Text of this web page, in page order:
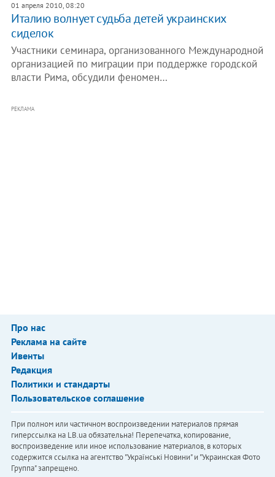
01 апреля 2010, 08:20
Италию волнует судьба детей украинских
сиделок
Участники семинара, организованного Международной
организацией по миграции при поддержке городской
власти Рима, обсудили феномен…
РЕКЛАМА
Про нас
Реклама на сайте
Ивенты
Редакция
Политики и стандарты
Пользовательское соглашение
При полном или частичном воспроизведении материалов прямая
гиперссылка на LB.ua обязательна! Перепечатка, копирование,
воспроизведение или иное использование материалов, в которых
содержится ссылка на агентство "Українськi Новини" и "Украинская Фото
Группа" запрещено.